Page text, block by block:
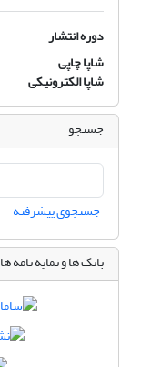
دوره انتشار
شاپا چاپی
شاپا الکترونیکی
جستجو
جستجوی پیشرفته
بانک ها و نمایه نامه ها